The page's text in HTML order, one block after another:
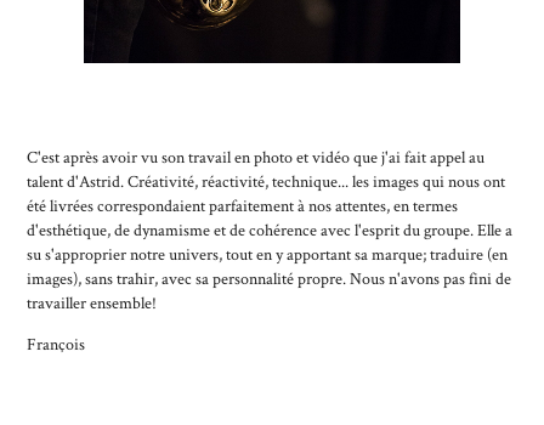
C'est après avoir vu son travail en photo et vidéo que j'ai fait appel au
talent d'Astrid. Créativité, réactivité, technique... les images qui nous ont
été livrées correspondaient parfaitement à nos attentes, en termes
d'esthétique, de dynamisme et de cohérence avec l'esprit du groupe. Elle a
su s'approprier notre univers, tout en y apportant sa marque; traduire (en
images), sans trahir, avec sa personnalité propre. Nous n'avons pas fini de
travailler ensemble!
François